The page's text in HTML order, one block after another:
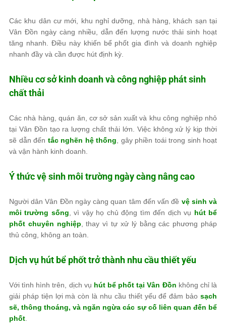
Các khu dân cư mới, khu nghỉ dưỡng, nhà hàng, khách sạn tại
Vân Đồn ngày càng nhiều, dẫn đến lượng nước thải sinh hoạt
tăng nhanh. Điều này khiến bể phốt gia đình và doanh nghiệp
nhanh đầy và cần được hút định kỳ.
Nhiều cơ sở kinh doanh và công nghiệp phát sinh
chất thải
Các nhà hàng, quán ăn, cơ sở sản xuất và khu công nghiệp nhỏ
tại Vân Đồn tạo ra lượng chất thải lớn. Việc không xử lý kịp thời
sẽ dẫn đến tắc nghẽn hệ thống , gây phiền toái trong sinh hoạt
và vận hành kinh doanh.
Ý thức vệ sinh môi trường ngày càng nâng cao
Người dân Vân Đồn ngày càng quan tâm đến vấn đề vệ sinh và
môi trường sống , vì vậy họ chủ động tìm đến dịch vụ hút bể
phốt chuyên nghiệp , thay vì tự xử lý bằng các phương pháp
thủ công, không an toàn.
Dịch vụ hút bể phốt trở thành nhu cầu thiết yếu
Với tình hình trên, dịch vụ hút bể phốt tại Vân Đồn không chỉ là
giải pháp tiện lợi mà còn là nhu cầu thiết yếu để đảm bảo sạch
sẽ, thông thoáng, và ngăn ngừa các sự cố liên quan đến bể
phốt